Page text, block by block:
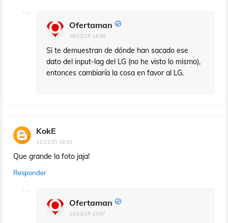
Ofertaman
16/12/15 14:00
Si te demuestran de dónde han sacado ese
dato del input-lag del LG (no he visto lo mismo),
entonces cambiaría la cosa en favor al LG.
KokE
12/12/15 16:32
Que grande la foto jaja!
Responder
Ofertaman
12/12/15 23:07